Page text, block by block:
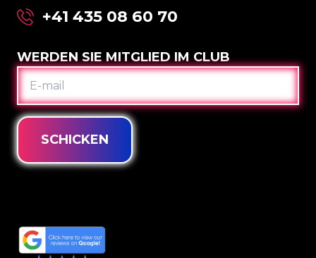
+41 435 08 60 70
WERDEN SIE MITGLIED IM CLUB
E-
MAIL
SCHICKEN